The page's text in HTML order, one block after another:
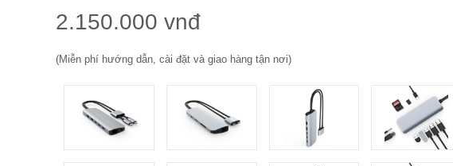
2.150.000 vnđ
(Miễn phí hướng dẫn, cài đặt và giao hàng tận nơi)